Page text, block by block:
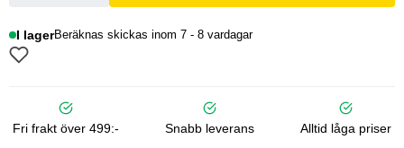
I lagerBeräknas skickas inom 7 - 8 vardagar
Fri frakt över 499:- Snabb leverans Alltid låga priser